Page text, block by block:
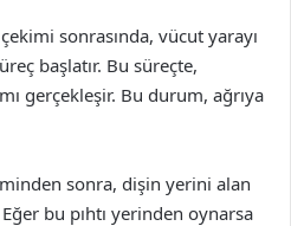
sonrasında, vücut yarayı
başlatır. Bu süreçte,
gerçekleşir. Bu durum, ağrıya
sonra, dişin yerini alan
bu pıhtı yerinden oynarsa